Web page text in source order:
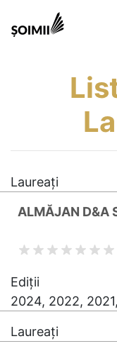
Laureați
ALMĂJAN D&A
Ediții
2024, 2022,
Laureați